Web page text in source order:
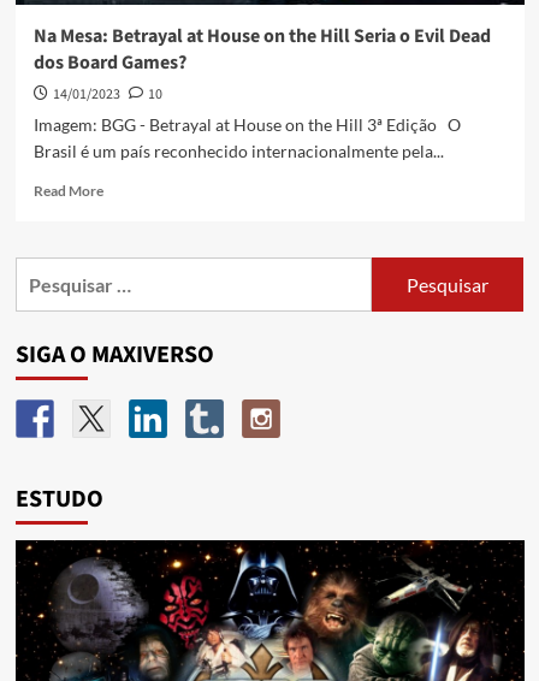
Na Mesa: Betrayal at House on the Hill Seria o Evil Dead
dos Board Games?
14/01/2023
10
Imagem: BGG - Betrayal at House on the Hill 3ª Edição O
Brasil é um país reconhecido internacionalmente pela...
Read More
SIGA O MAXIVERSO
ESTUDO